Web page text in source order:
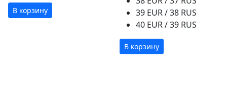
В корзину
39 EUR / 38 RUS
40 EUR / 39 RUS
В корзину